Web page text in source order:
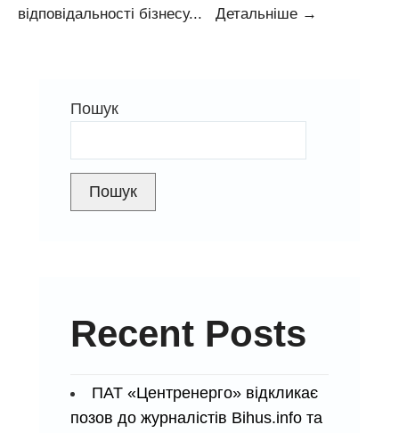
відповідальності бізнесу... Детальніше →
Пошук
Пошук
Recent Posts
ПАТ «Центренерго» відкликає
позов до журналістів Bihus.info та